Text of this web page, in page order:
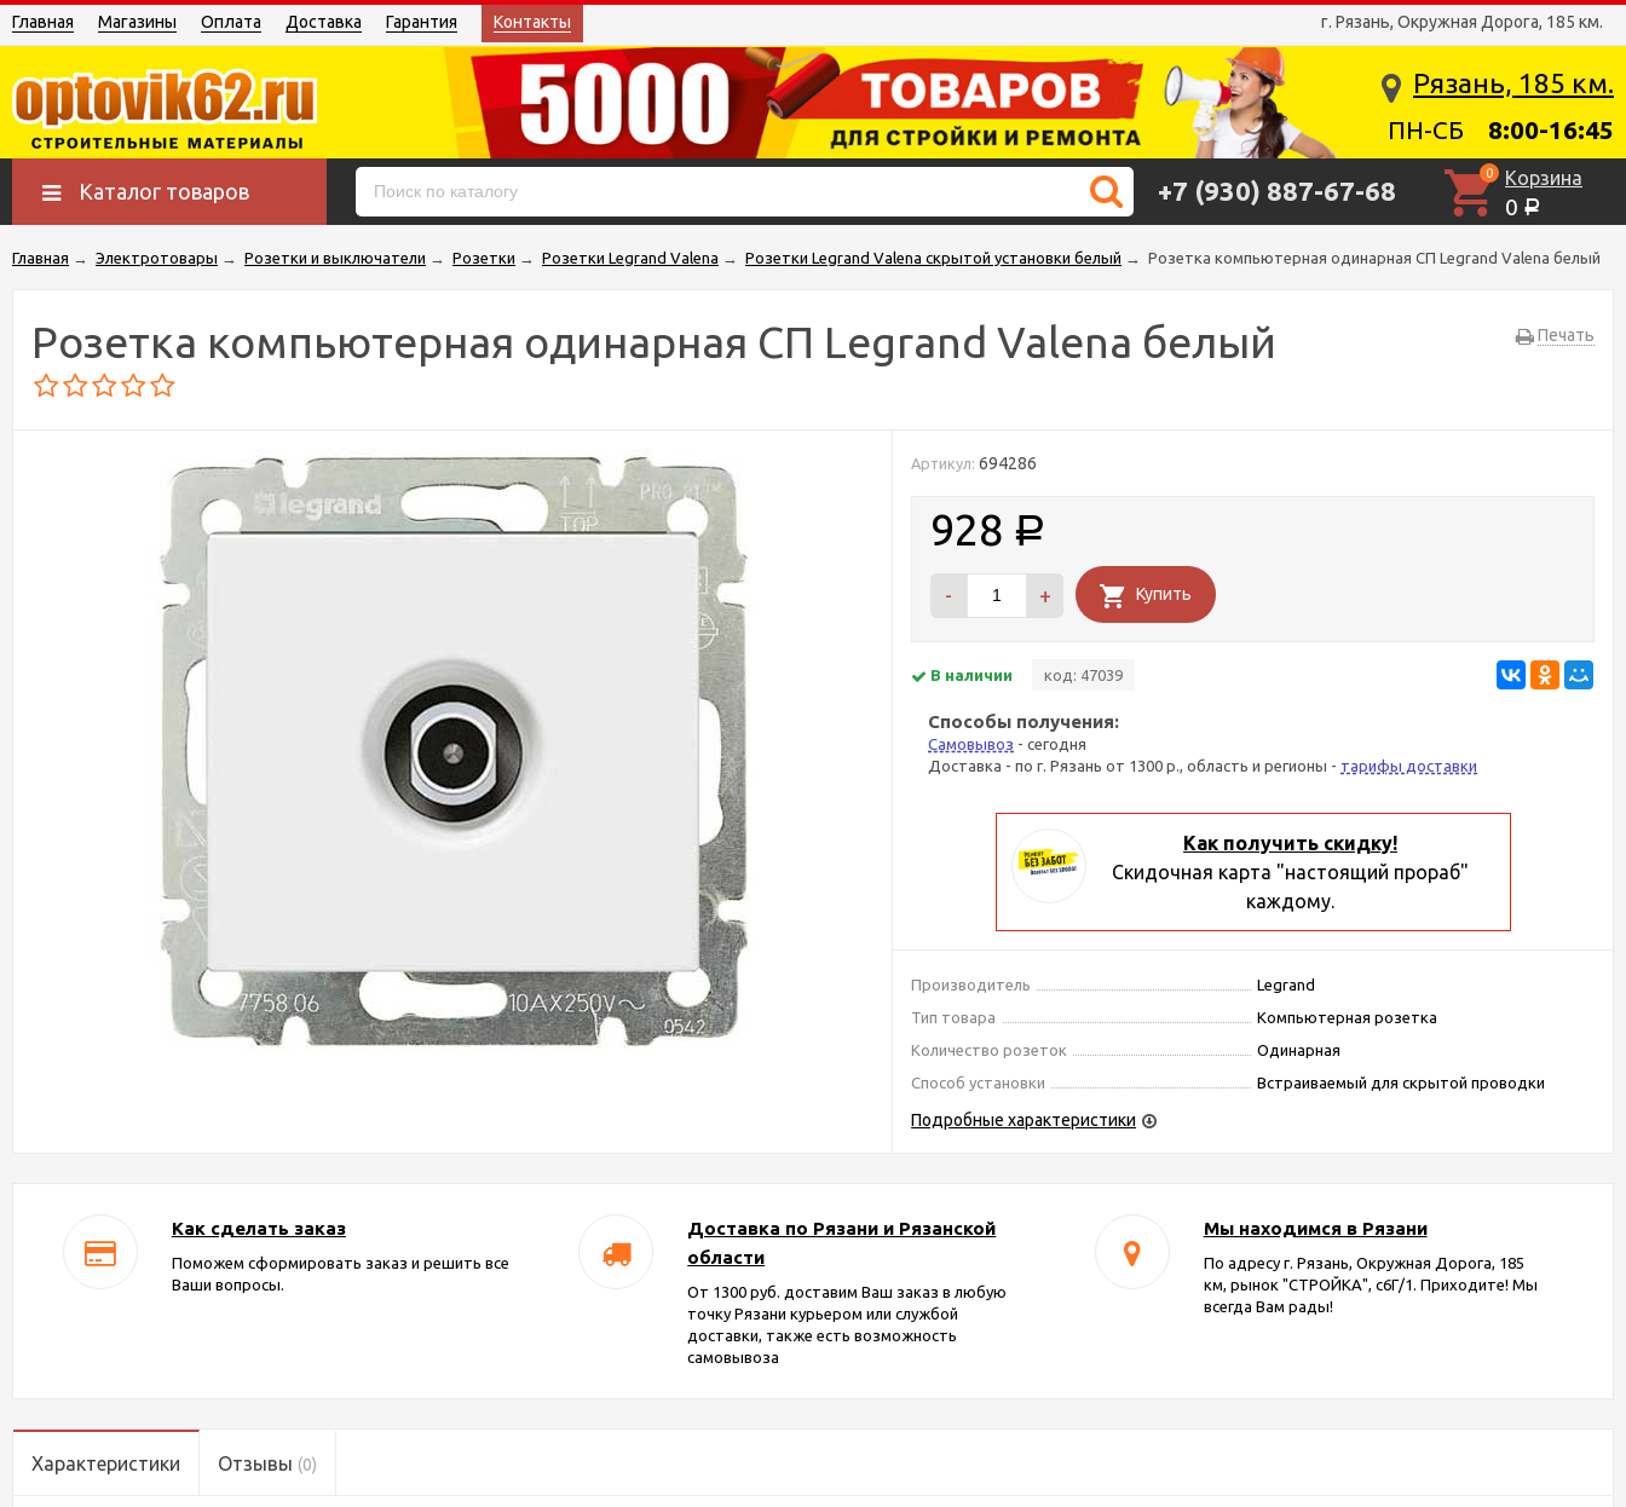
г. Рязань, Окружная Дорога, 185 км.
Главная Магазины Оплата Доставка Гарантия Контакты
Рязань, 185 км.
ПН-СБ 8:00-16:45
Каталог товаров +7 (930) 887-67-68
0 Корзина
0 Р
Главная → Электротовары → Розетки и выключатели → Розетки → Розетки Legrand Valena → Розетки Legrand Valena скрытой установки белый → Розетка компьютерная одинарная СП Legrand Valena белый
Печать
Розетка компьютерная одинарная СП Legrand Valena белый
Артикул: 694286
928 Р
- + Купить
В наличии код: 47039
Способы получения:
Самовывоз - сегодня
Доставка - по г. Рязань от 1300 р., область и регионы - тарифы доставки
Как получить скидку!
Скидочная карта "настоящий прораб"
каждому.
Производитель
Legrand
Тип товара
Компьютерная розетка
Количество розеток
Одинарная
Способ установки
Встраиваемый для скрытой проводки
Подробные характеристики
Как сделать заказ
Поможем сформировать заказ и решить все
Ваши вопросы.
Доставка по Рязани и Рязанской
области
От 1300 руб. доставим Ваш заказ в любую
точку Рязани курьером или службой
доставки, также есть возможность
самовывоза
Мы находимся в Рязани
По адресу г. Рязань, Окружная Дорога, 185
км, рынок "СТРОЙКА", с6Г/1. Приходите! Мы
всегда Вам рады!
Характеристики Отзывы (0)